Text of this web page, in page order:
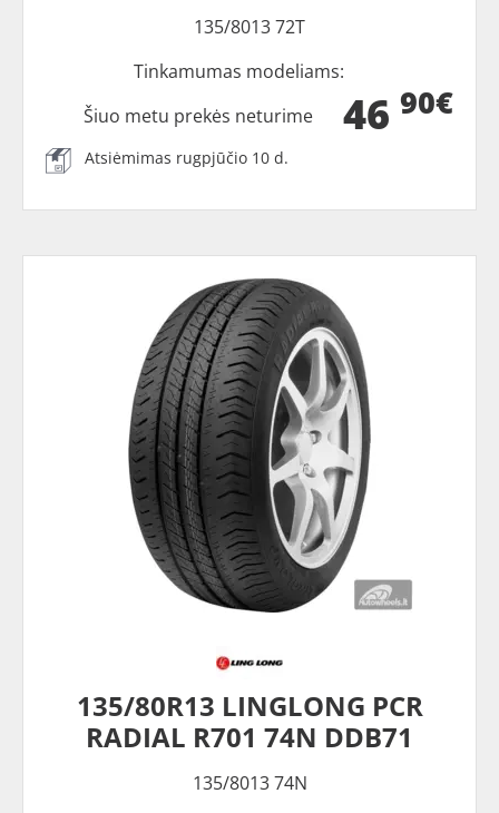
135/8013 72T
Tinkamumas modeliams:
46 90€
Šiuo metu prekės neturime
Atsiėmimas rugpjūčio 10 d.
135/80R13 LINGLONG PCR
RADIAL R701 74N DDB71
135/8013 74N